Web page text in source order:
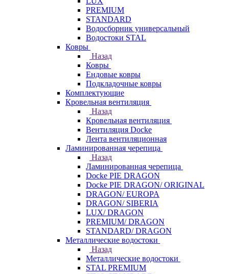
PREMIUM
STANDARD
Водосборник универсальный
Водостоки STAL
Ковры
Назад
Ковры
Ендовые ковры
Подкладочные ковры
Комплектующие
Кровельная вентиляция
Назад
Кровельная вентиляция
Вентиляция Docke
Лента вентиляционная
Ламинированная черепица
Назад
Ламинированная черепица
Docke PIE DRAGON
Docke PIE DRAGON/ ORIGINAL
DRAGON/ EUROPA
DRAGON/ SIBERIA
LUX/ DRAGON
PREMIUM/ DRAGON
STANDARD/ DRAGON
Металлические водостоки
Назад
Металлические водостоки
STAL PREMIUM